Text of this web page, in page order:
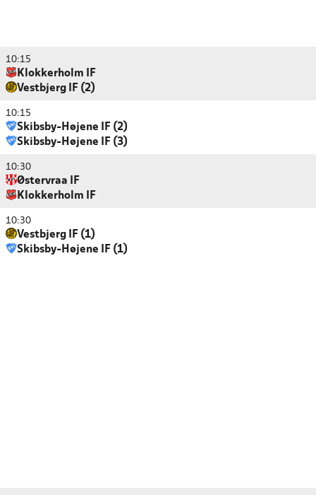
10:15
Klokkerholm IF
Vestbjerg IF (2)
10:15
Skibsby-Højene IF (2)
Skibsby-Højene IF (3)
10:30
Østervraa IF
Klokkerholm IF
10:30
Vestbjerg IF (1)
Skibsby-Højene IF (1)